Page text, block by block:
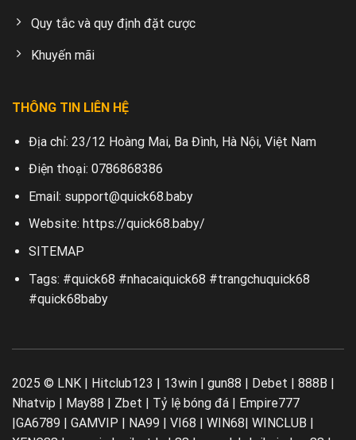
Quy tắc và quy định đặt cược
Khuyến mãi
THÔNG TIN LIÊN HỆ
Địa chỉ: 23/12 Hoàng Mai, Ba Đình, Hà Nội, Việt Nam
Điện thoại: 0786868386
Email: support@quick68.baby
Website: https://quick68.baby/
SITEMAP
Tags: #quick68 #nhacaiquick68 #trangchuquick68
#quick68baby
2025 © LNK | Hitclub123 13win gun88 Debet 888B
Nhatvip
May88 Zbet Tỷ lệ bóng đá
Empire777
GA6789 GAMVIP NA99 VI68 WIN68 WINCLUB